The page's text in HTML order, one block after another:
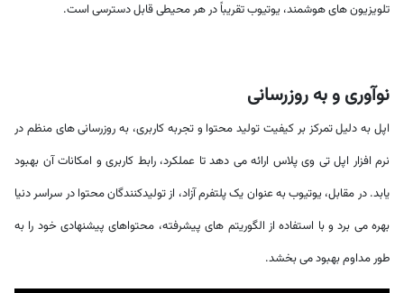
تلویزیون های هوشمند، یوتیوب تقریباً در هر محیطی قابل دسترسی است.
نوآوری و به روزرسانی
اپل به دلیل تمرکز بر کیفیت تولید محتوا و تجربه کاربری، به روزرسانی های منظم در
نرم افزار اپل تی وی پلاس ارائه می دهد تا عملکرد، رابط کاربری و امکانات آن بهبود
یابد. در مقابل، یوتیوب به عنوان یک پلتفرم آزاد، از تولیدکنندگان محتوا در سراسر دنیا
بهره می برد و با استفاده از الگوریتم های پیشرفته، محتواهای پیشنهادی خود را به
طور مداوم بهبود می بخشد.